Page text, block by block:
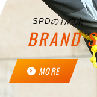
SPDのお約束
BRAND
MORE